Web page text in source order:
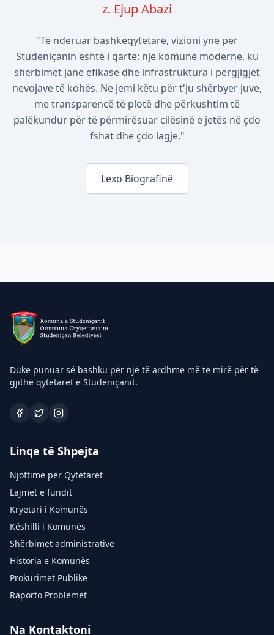
z. Ejup Abazi
"Të nderuar bashkëqytetarë, vizioni ynë për
Studeniçanin është i qartë: një komunë moderne, ku
shërbimet janë efikase dhe infrastruktura i përgjigjet
nevojave të kohës. Ne jemi këtu për t'ju shërbyer juve,
me transparencë të plotë dhe përkushtim të
palëkundur për të përmirësuar cilësinë e jetës në çdo
fshat dhe çdo lagje."
Lexo Biografinë
Duke punuar së bashku për një të ardhme më të mirë për të
gjithë qytetarët e Studeniçanit.
Linqe të Shpejta
Njoftime për Qytetarët
Lajmet e fundit
Kryetari i Komunës
Këshilli i Komunës
Shërbimet administrative
Historia e Komunës
Prokurimet Publike
Raporto Problemet
Na Kontaktoni